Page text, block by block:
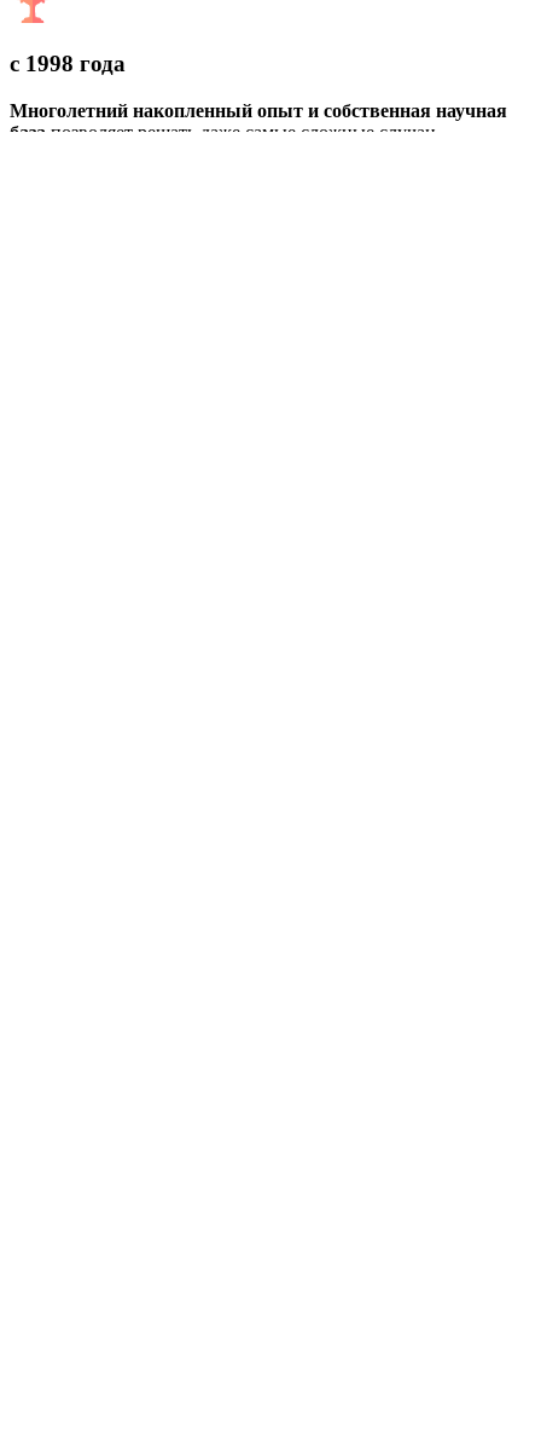
с 1998 года
Многолетний накопленный опыт и собственная научная
база позволяет решать даже самые сложные случаи